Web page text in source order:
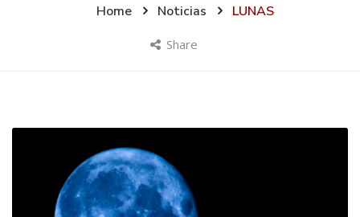
Home Noticias LUNAS
Share